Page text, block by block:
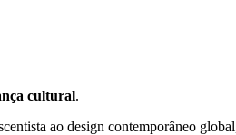
cultural.
ao design contemporâneo